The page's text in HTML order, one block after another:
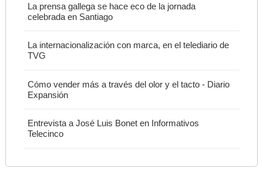
La prensa gallega se hace eco de la jornada
celebrada en Santiago
La internacionalización con marca, en el telediario de
TVG
Cómo vender más a través del olor y el tacto - Diario
Expansión
Entrevista a José Luis Bonet en Informativos
Telecinco